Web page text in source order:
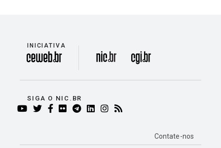
INICIATIVA
divisão
SIGA O NIC.BR
YOUTUBE
TWITTER
FACEBOOK
FLICKR
TELEGRAM
LINKEDIN
INSTAGRAM
Contate-nos